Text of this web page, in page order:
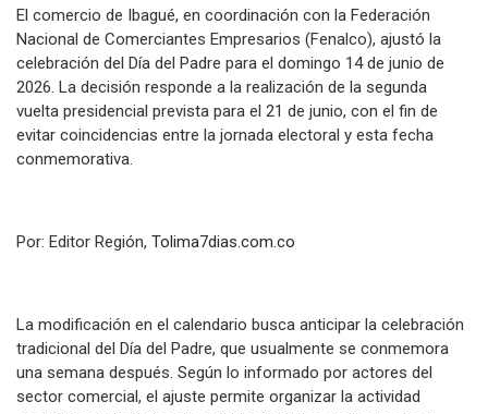
El comercio de Ibagué, en coordinación con la Federación
Nacional de Comerciantes Empresarios (Fenalco), ajustó la
celebración del Día del Padre para el domingo 14 de junio de
2026. La decisión responde a la realización de la segunda
vuelta presidencial prevista para el 21 de junio, con el fin de
evitar coincidencias entre la jornada electoral y esta fecha
conmemorativa.
Por: Editor Región, Tolima7dias.com.co
La modificación en el calendario busca anticipar la celebración
tradicional del Día del Padre, que usualmente se conmemora
una semana después. Según lo informado por actores del
sector comercial, el ajuste permite organizar la actividad